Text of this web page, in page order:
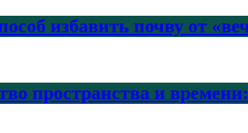
избавить почву от
пространства и